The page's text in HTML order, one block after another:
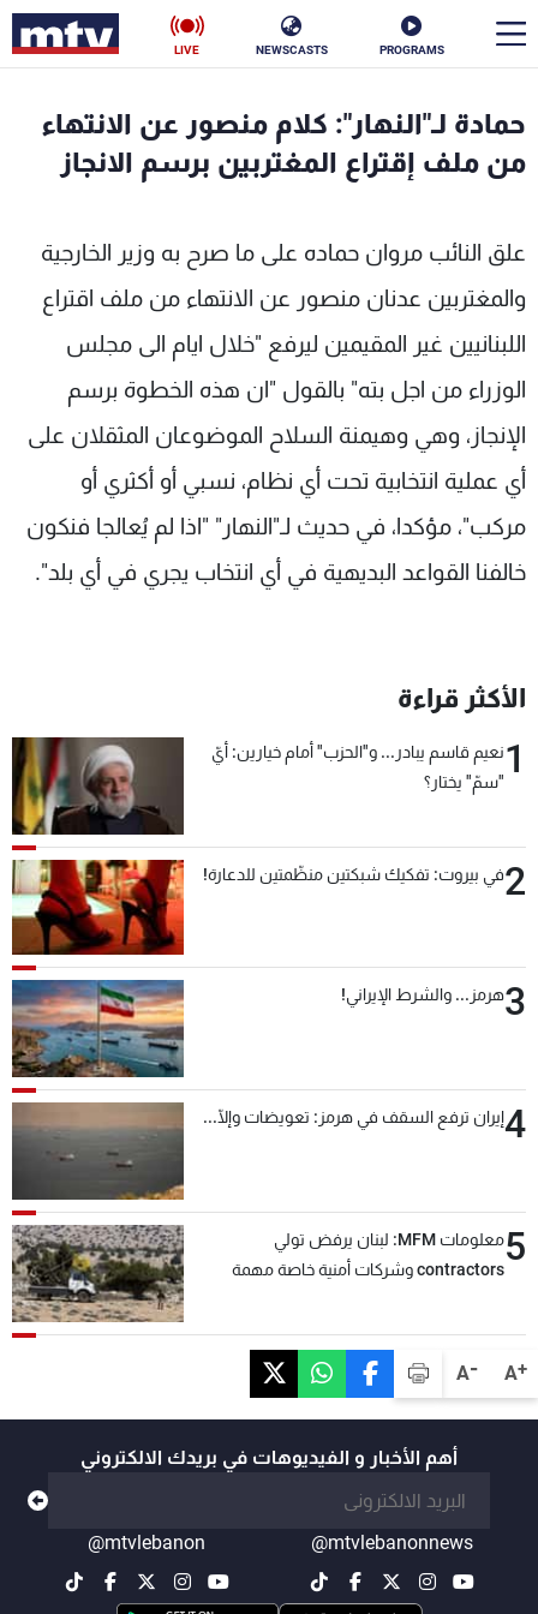
PROGRAMS
NEWSCASTS
LIVE
A+
A-
حمادة لـ"النهار": كلام منصور عن الانتهاء
من ملف إقتراع المغتربين برسم الانجاز
علق النائب مروان حماده على ما صرح به وزير الخارجية
والمغتربين عدنان منصور عن الانتهاء من ملف اقتراع
اللبنانيين غير المقيمين ليرفع "خلال ايام الى مجلس
الوزراء من اجل بته" بالقول "ان هذه الخطوة برسم
الإنجاز، وهي وهيمنة السلاح الموضوعان المثقلان على
أي عملية انتخابية تحت أي نظام، نسبي أو أكثري أو
مركب"، مؤكدا، في حديث لـ"النهار" "اذا لم يُعالجا فنكون
خالفنا القواعد البديهية في أي انتخاب يجري في أي بلد".
الأكثر قراءة
1نعيم قاسم يبادر... و"الحزب" أمام خيارين: أيّ
"سمّ" يختار؟
2في بيروت: تفكيك شبكتين منظّمتين للدعارة!
3هرمز... والشرط الإيراني!
4إيران ترفع السقف في هرمز: تعويضات وإلّا...
5
معلومات MFM: لبنان يرفض تولي
contractors وشركات أمنية خاصة مهمة
أهم الأخبار و الفيديوهات في بريدك الالكتروني
@mtvlebanonnews
@mtvlebanon
منوعات رياضة
كأس العالم
البرامج
جدول البرامج
شاهد البرامج
الإنـتـاج
سياسة الخصوصية